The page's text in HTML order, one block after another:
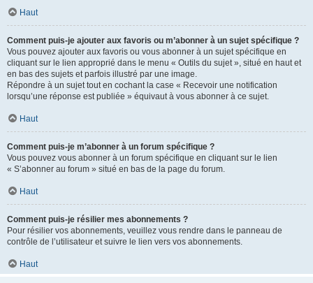
Haut
Comment puis-je ajouter aux favoris ou m’abonner à un sujet spécifique ?
Vous pouvez ajouter aux favoris ou vous abonner à un sujet spécifique en
cliquant sur le lien approprié dans le menu « Outils du sujet », situé en haut et
en bas des sujets et parfois illustré par une image.
Répondre à un sujet tout en cochant la case « Recevoir une notification
lorsqu’une réponse est publiée » équivaut à vous abonner à ce sujet.
Haut
Comment puis-je m’abonner à un forum spécifique ?
Vous pouvez vous abonner à un forum spécifique en cliquant sur le lien
« S’abonner au forum » situé en bas de la page du forum.
Haut
Comment puis-je résilier mes abonnements ?
Pour résilier vos abonnements, veuillez vous rendre dans le panneau de
contrôle de l’utilisateur et suivre le lien vers vos abonnements.
Haut